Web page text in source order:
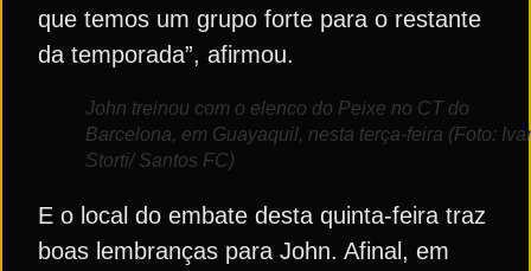
que temos um grupo forte para o restante
da temporada”, afirmou.
John treinou com o elenco do Peixe no CT do
Barcelona, em Guayaquil, nesta terça-feira (Foto:
Storti/ Santos FC)
E o local do embate desta quinta-feira traz
boas lembranças para John. Afinal, em